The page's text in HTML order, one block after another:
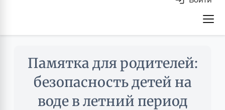
content
Памятка для родителей:
безопасность детей на
воде в летний период